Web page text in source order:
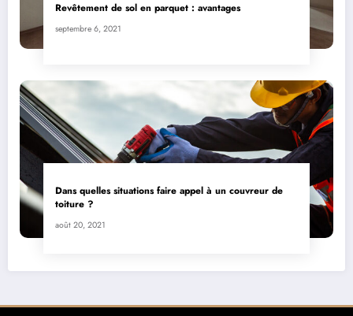
Revêtement de sol en parquet : avantages
septembre 6, 2021
Dans quelles situations faire appel à un couvreur de
toiture ?
août 20, 2021